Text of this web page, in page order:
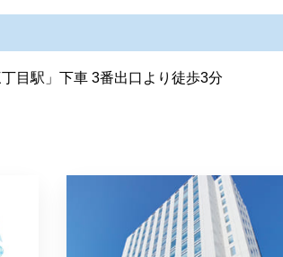
目駅」下車 3番出口より徒歩3分